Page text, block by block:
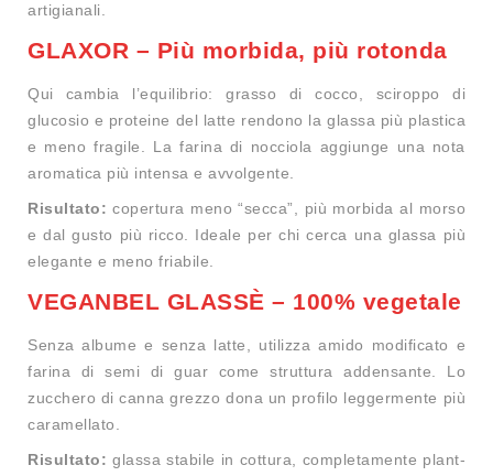
artigianali.
GLAXOR – Più morbida, più rotonda
Qui cambia l’equilibrio: grasso di cocco, sciroppo di
glucosio e proteine del latte rendono la glassa più plastica
e meno fragile. La farina di nocciola aggiunge una nota
aromatica più intensa e avvolgente.
Risultato: copertura meno “secca”, più morbida al morso
e dal gusto più ricco. Ideale per chi cerca una glassa più
elegante e meno friabile.
VEGANBEL GLASSÈ – 100% vegetale
Senza albume e senza latte, utilizza amido modificato e
farina di semi di guar come struttura addensante. Lo
zucchero di canna grezzo dona un profilo leggermente più
caramellato.
Risultato: glassa stabile in cottura, completamente plant-